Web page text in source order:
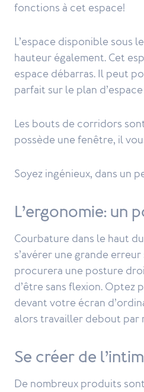
fonctions à cet espace!
L’espace disponible sous
hauteur également. Cet
espace débarras. Il peut
parfait sur le plan
Les bouts de corridors
possède une fenêtre, il
Soyez ingénieux, dans un
L’ergonomie: un
Courbature dans le haut
s’avérer une grande
procurera une posture
d’être sans flexion. Optez
devant votre écran
alors travailler debout par
Se créer de
De nombreux produits